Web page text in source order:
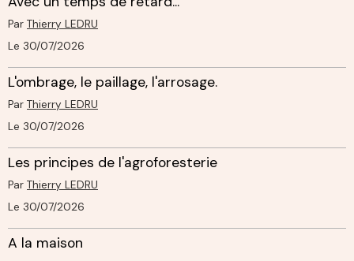
Par Thierry LEDRU
Le 30/07/2026
L'ombrage, le paillage, l'arrosage.
Par Thierry LEDRU
Le 30/07/2026
Les principes de l'agroforesterie
Par Thierry LEDRU
Le 30/07/2026
A la maison